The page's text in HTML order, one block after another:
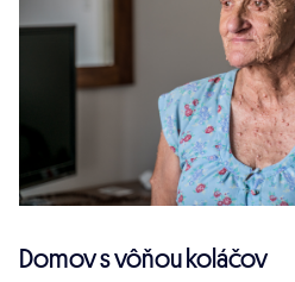
Domov s vôňou koláčov